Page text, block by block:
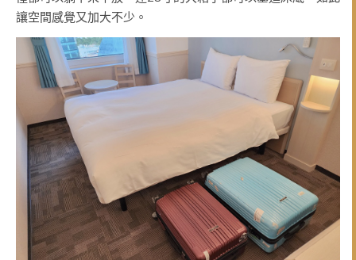
讓空間感覺又加大不少。